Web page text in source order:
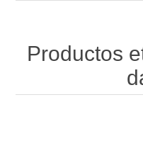
Productos